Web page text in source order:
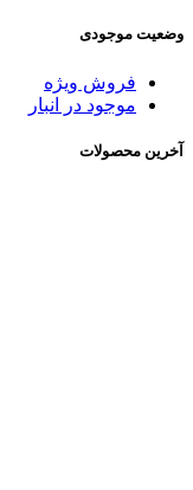
وضعیت موجودی
فروش ویژه
موجود در انبار
آخرین محصولات